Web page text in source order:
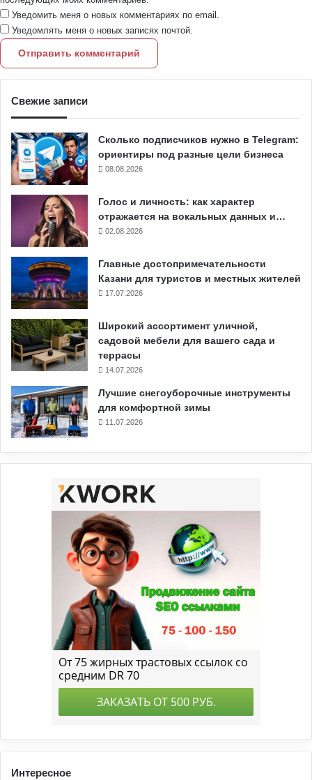
Уведомить меня о новых комментариях по email.
Уведомлять меня о новых записях почтой.
Свежие записи
Сколько подписчиков нужно в Telegram:
ориентиры под разные цели бизнеса
08.08.2026
Голос и личность: как характер
отражается на вокальных данных и…
02.08.2026
Главные достопримечательности
Казани для туристов и местных жителей
17.07.2026
Широкий ассортимент уличной,
садовой мебели для вашего сада и
террасы
14.07.2026
Лучшие снегоуборочные инструменты
для комфортной зимы
11.07.2026
Интересное